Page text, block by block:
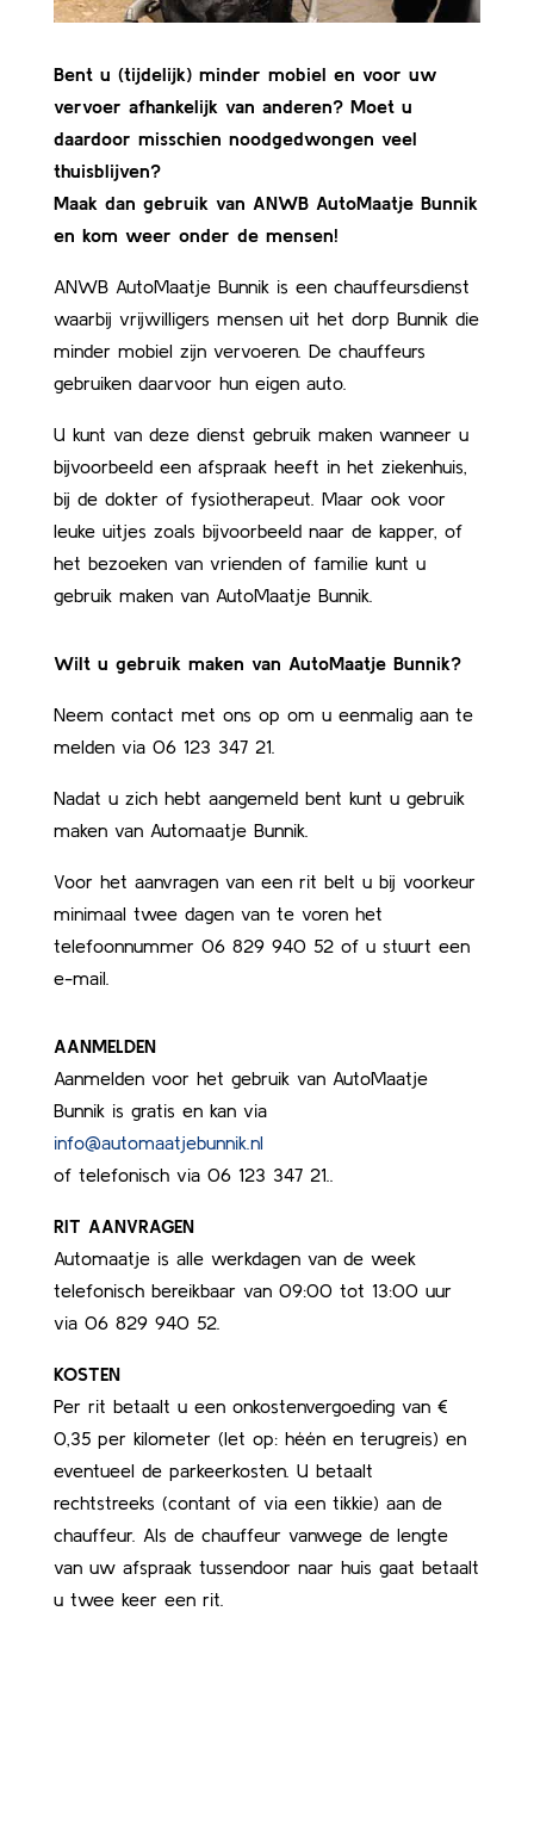
Bent u (tijdelijk) minder mobiel en voor uw
vervoer afhankelijk van anderen? Moet u
daardoor misschien noodgedwongen veel
thuisblijven?
Maak dan gebruik van ANWB AutoMaatje Bunnik
en kom weer onder de mensen!
ANWB AutoMaatje Bunnik is een chauffeursdienst
waarbij vrijwilligers mensen uit het dorp Bunnik die
minder mobiel zijn vervoeren. De chauffeurs
gebruiken daarvoor hun eigen auto.
U kunt van deze dienst gebruik maken wanneer u
bijvoorbeeld een afspraak heeft in het ziekenhuis,
bij de dokter of fysiotherapeut. Maar ook voor
leuke uitjes zoals bijvoorbeeld naar de kapper, of
het bezoeken van vrienden of familie kunt u
gebruik maken van AutoMaatje Bunnik.
Wilt u gebruik maken van AutoMaatje Bunnik?
Neem contact met ons op om u eenmalig aan te
melden via 06 123 347 21.
Nadat u zich hebt aangemeld bent kunt u gebruik
maken van Automaatje Bunnik.
Voor het aanvragen van een rit belt u bij voorkeur
minimaal twee dagen van te voren het
telefoonnummer 06 829 940 52 of u stuurt een
e-mail.
AANMELDEN
Aanmelden voor het gebruik van AutoMaatje
Bunnik is gratis en kan via
info@automaatjebunnik.nl
of telefonisch via 06 123 347 21..
RIT AANVRAGEN
Automaatje is alle werkdagen van de week
telefonisch bereikbaar van 09:00 tot 13:00 uur
via 06 829 940 52.
KOSTEN
Per rit betaalt u een onkostenvergoeding van €
0,35 per kilometer (let op: héén en terugreis) en
eventueel de parkeerkosten. U betaalt
rechtstreeks (contant of via een tikkie) aan de
chauffeur. Als de chauffeur vanwege de lengte
van uw afspraak tussendoor naar huis gaat betaalt
u twee keer een rit.